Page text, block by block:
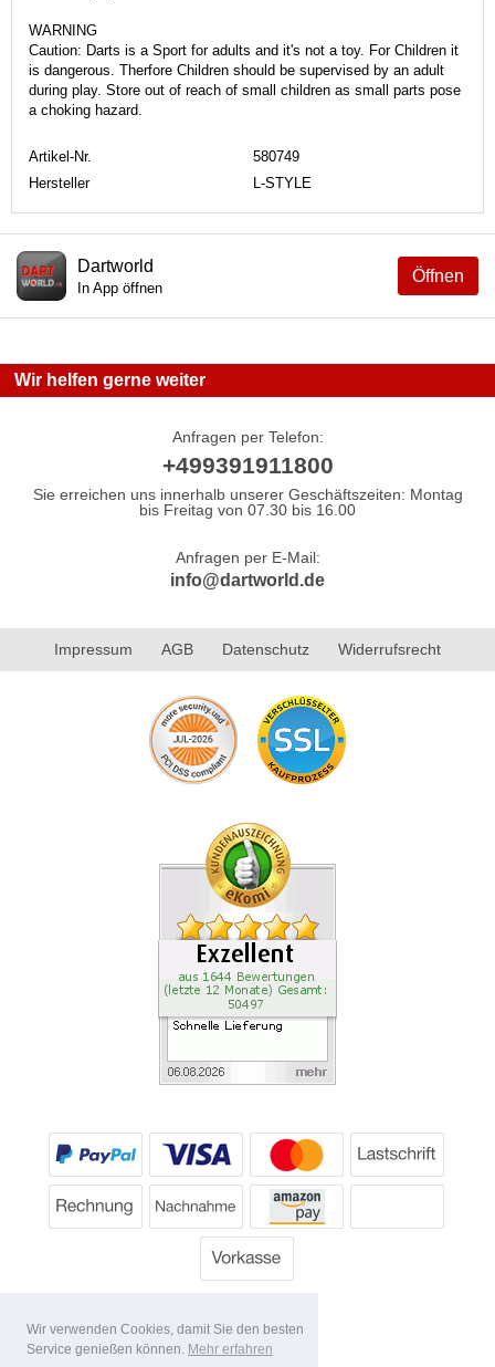
Wir verwenden Cookies, damit Sie den besten
Service genießen können. Mehr erfahren
WARNING
Caution: Darts is a Sport for adults and it's not a toy. For Children it
is dangerous. Therfore Children should be supervised by an adult
during play. Store out of reach of small children as small parts pose
a choking hazard.
Artikel-Nr.
580749
Hersteller
L-STYLE
Öffnen
Dartworld
In App öffnen
Wir helfen gerne weiter
Anfragen per Telefon:
+499391911800
Sie erreichen uns innerhalb unserer Geschäftszeiten: Montag
bis Freitag von 07.30 bis 16.00
Anfragen per E-Mail:
info@dartworld.de
Impressum AGB Datenschutz Widerrufsrecht